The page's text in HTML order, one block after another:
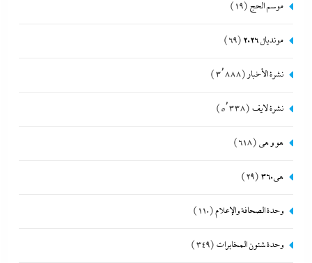
موسم الحج (19)
مونديال 2026 (69)
نشرة الأخبار(3٬888)
نشرة لايف (5٬338)
هو و هي (618)
هى360 (29)
وحدة الصحافة والإعلام(110)
وحدة شئون المخابرات (349)